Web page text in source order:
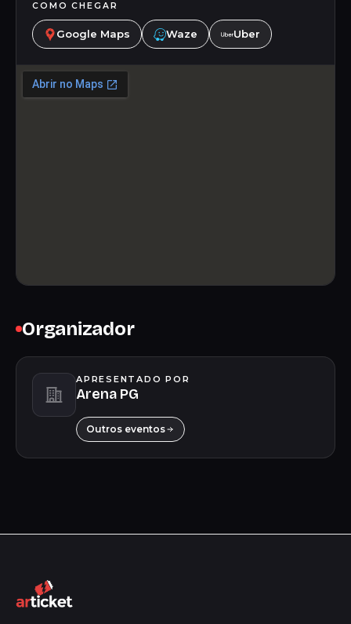
COMO CHEGAR
Google Maps Waze Uber
Organizador
APRESENTADO POR
Arena PG
Outros eventos